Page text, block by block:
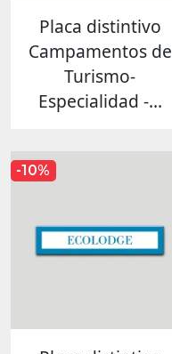
Placa distintivo
Campamentos de
Turismo-
Especialidad -...
-10%